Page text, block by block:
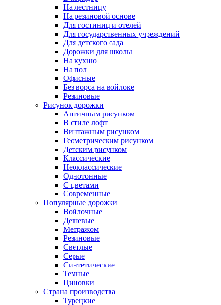
На лестницу
На резиновой основе
Для гостиниц и отелей
Для государственных учреждений
Для детского сада
Дорожки для школы
На кухню
На пол
Офисные
Без ворса на войлоке
Резиновые
Рисунок дорожки
Античным рисунком
В стиле лофт
Винтажным рисунком
Геометрическим рисунком
Детским рисунком
Классические
Неоклассические
Однотонные
С цветами
Современные
Популярные дорожки
Войлочные
Дешевые
Метражом
Резиновые
Светлые
Серые
Синтетические
Темные
Циновки
Страна производства
Турецкие